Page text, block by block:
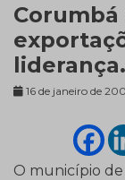
liderança.
16 de janeiro de
O município